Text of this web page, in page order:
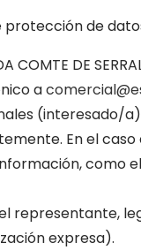
de
COMTE DE
a
(interesado/
En el
como
representante,
expresa).